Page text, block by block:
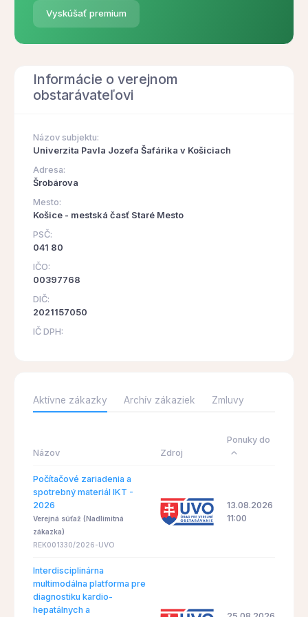
Vyskúšať premium
Informácie o verejnom
obstarávateľovi
Názov subjektu:
Univerzita Pavla Jozefa Šafárika v Košiciach
Adresa:
Šrobárova
Mesto:
Košice - mestská časť Staré Mesto
PSČ:
041 80
IČO:
00397768
DIČ:
2021157050
IČ DPH:
Aktívne zákazky Archív zákaziek Zmluvy
Názov Zdroj
Ponuky do
Počítačové zariadenia a
spotrebný materiál IKT -
2026
Verejná súťaž (Nadlimitná
zákazka)
REK001330/2026-UVO
13.08.2026
11:00
Interdisciplinárna
multimodálna platforma pre
diagnostiku kardio-
hepatálnych a